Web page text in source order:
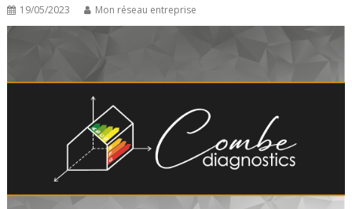
19/05/2023 Mon réseau entreprise